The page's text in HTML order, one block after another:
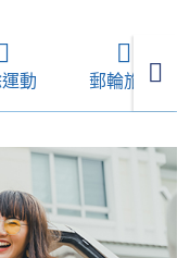
動 郵輪旅遊